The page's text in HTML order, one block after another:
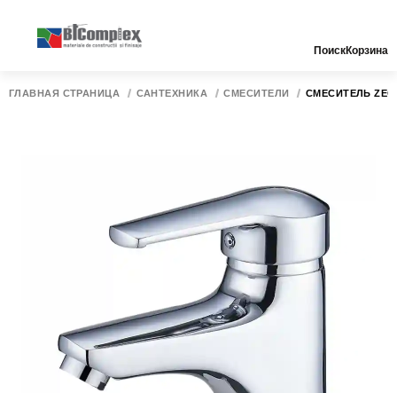
ПоискКорзина
ГЛАВНАЯ СТРАНИЦА САНТЕХНИКА СМЕСИТЕЛИ СМЕСИТЕЛЬ